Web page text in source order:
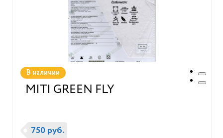
В наличии
MITI GREEN FLY
750 руб.